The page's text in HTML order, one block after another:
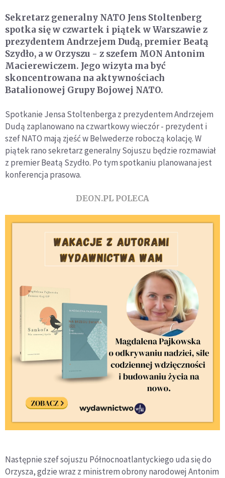
Sekretarz generalny NATO Jens Stoltenberg
spotka się w czwartek i piątek w Warszawie z
prezydentem Andrzejem Dudą, premier Beatą
Szydło, a w Orzyszu - z szefem MON Antonim
Macierewiczem. Jego wizyta ma być
skoncentrowana na aktywnościach
Batalionowej Grupy Bojowej NATO.
Spotkanie Jensa Stoltenberga z prezydentem Andrzejem
Dudą zaplanowano na czwartkowy wieczór - prezydent i
szef NATO mają zjeść w Belwederze roboczą kolację. W
piątek rano sekretarz generalny Sojuszu będzie rozmawiał
z premier Beatą Szydło. Po tym spotkaniu planowana jest
konferencja prasowa.
DEON.PL POLECA
Następnie szef sojuszu Północnoatlantyckiego uda się do
Orzysza, gdzie wraz z ministrem obrony narodowej Antonim